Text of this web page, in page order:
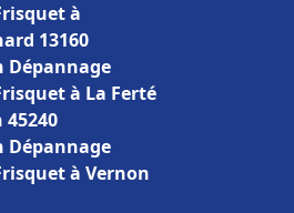
à
13160
à La Ferté
à Vernon